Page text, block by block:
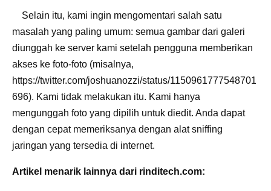
Selain itu, kami ingin mengomentari salah satu
masalah yang paling umum: semua gambar dari galeri
diunggah ke server kami setelah pengguna memberikan
akses ke foto-foto (misalnya,
https://twitter.com/joshuanozzi/status/1150961777548701
696). Kami tidak melakukan itu. Kami hanya
mengunggah foto yang dipilih untuk diedit. Anda dapat
dengan cepat memeriksanya dengan alat sniffing
jaringan yang tersedia di internet.
Artikel menarik lainnya dari rinditech.com: